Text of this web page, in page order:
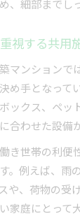
、細部までし
視する共用
マンションで
め手となって
ックス、ペッ
合わせた設備
き世帯の利便
。例えば、雨
や、荷物の受
家庭にとって